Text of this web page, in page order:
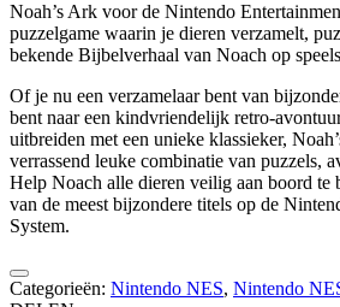
Noah’s Ark voor de Nintendo
puzzelgame waarin je dieren verzamelt,
bekende Bijbelverhaal van Noach op
Of je nu een verzamelaar bent van
bent naar een kindvriendelijk retro-
uitbreiden met een unieke klassieker,
verrassend leuke combinatie van puzzels,
Help Noach alle dieren veilig aan boord te
van de meest bijzondere titels op de
System.
Categorieën: Nintendo NES, Nintendo